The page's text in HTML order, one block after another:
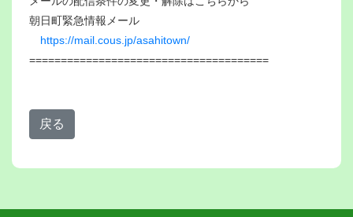
朝日町緊急情報メール
https://mail.cous.jp/asahitown/
======================================
戻る